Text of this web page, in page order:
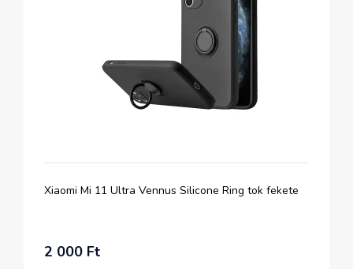
Xiaomi Mi 11 Ultra Vennus Silicone Ring tok fekete
2 000 Ft